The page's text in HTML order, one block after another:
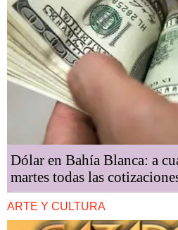
Dólar en Bahía Blanca: a
martes todas las
ARTE Y CULTURA